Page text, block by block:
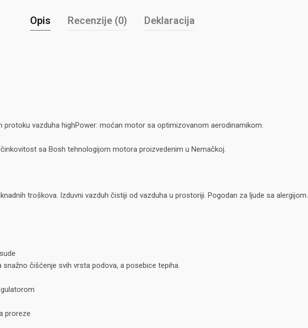
Opis Recenzije (0) Deklaracija
vazduha highPower: moćan motor sa optimizovanom aerodinamikom.
sa Bosh tehnologijom motora proizvedenim u Nemačkoj.
troškova. Izduvni vazduh čistiji od vazduha u prostoriji. Pogodan za ljude sa alergijom.
čišćenje svih vrsta podova, a posebice tepiha.
proreze